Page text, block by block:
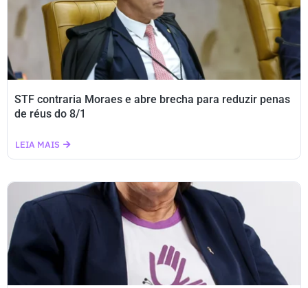
STF contraria Moraes e abre brecha para reduzir penas
de réus do 8/1
LEIA MAIS